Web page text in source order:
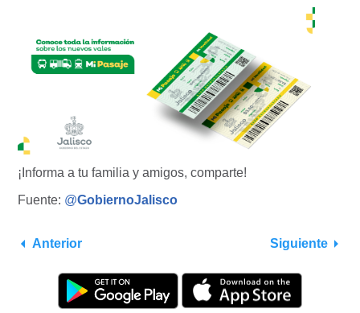
¡Informa a tu familia y amigos, comparte!
Fuente: @GobiernoJalisco
Anterior Siguiente